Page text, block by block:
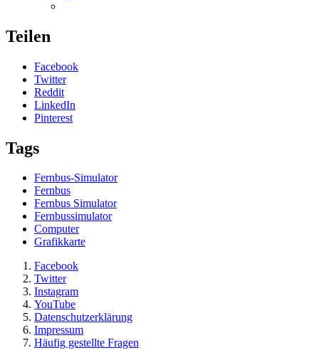
Teilen
Facebook
Twitter
Reddit
LinkedIn
Pinterest
Tags
Fernbus-Simulator
Fernbus
Fernbus Simulator
Fernbussimulator
Computer
Grafikkarte
Facebook
Twitter
Instagram
YouTube
Datenschutzerklärung
Impressum
Häufig gestellte Fragen